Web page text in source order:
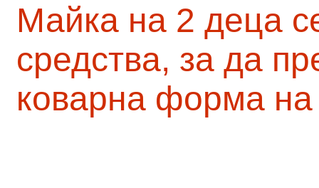
Майка на 2 деца
средства, за да
коварна форма на